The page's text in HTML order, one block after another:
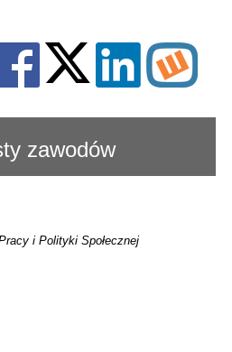
zawodów
i Polityki Społecznej